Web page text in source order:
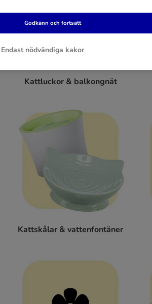
Kattluckor & balkongnät
Kattskålar & vattenfontäner
Endast nödvändiga kakor
Godkänn och fortsätt